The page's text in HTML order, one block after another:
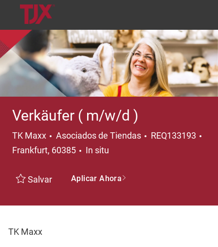
Verkäufer ( m/w/d )
TK Maxx Categoría
Asociados de Tiendas REQ133193
Frankfurt, 60385
In situ
Salvar Aplicar Ahora
TK Maxx